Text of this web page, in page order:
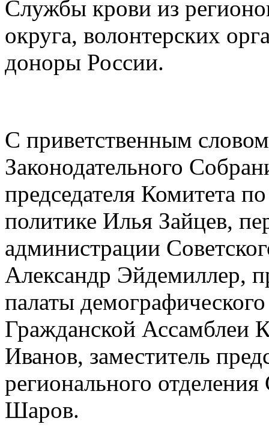
Службы крови из
округа, волонтерских
доноры России.
С приветственным
Законодательного
председателя Комитета
политике Илья Зайцев,
администрации
Александр Эйдемиллер,
палаты
Гражданской Ассамблеи
Иванов, заместитель
регионального
Шаров.